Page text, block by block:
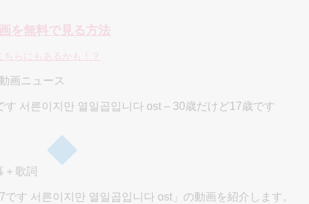
を無料で見る方法
ちらにもあるかも！？
画ニュース
す 서른이지만 열일곱입니다 ost – 30歳だけど17歳です
＋歌詞
です 서른이지만 열일곱입니다 ost」の動画を紹介します。